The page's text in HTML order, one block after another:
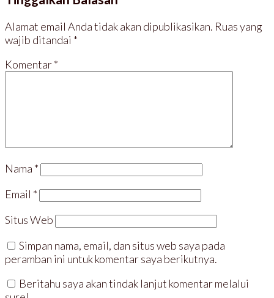
Alamat email Anda tidak akan dipublikasikan. Ruas yang
wajib ditandai *
Komentar*
Nama *
Email *
Situs Web
Simpan nama, email, dan situs web saya pada
peramban ini untuk komentar saya berikutnya.
Beritahu saya akan tindak lanjut komentar melalui